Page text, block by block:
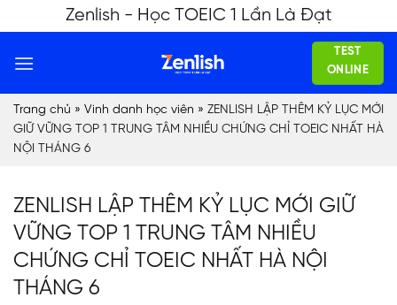
to
content
Zenlish - Học TOEIC 1 Lần Là Đạt
TEST
ONLINE
Trang chủ » Vinh danh học viên » ZENLISH LẬP THÊM KỶ LỤC MỚI
GIỮ VỮNG TOP 1 TRUNG TÂM NHIỀU CHỨNG CHỈ TOEIC NHẤT HÀ
NỘI THÁNG 6
ZENLISH LẬP THÊM KỶ LỤC MỚI GIỮ
VỮNG TOP 1 TRUNG TÂM NHIỀU
CHỨNG CHỈ TOEIC NHẤT HÀ NỘI
THÁNG 6